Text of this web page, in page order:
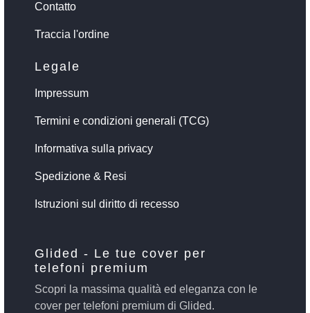
Contatto
Traccia l'ordine
Legale
Impressum
Termini e condizioni generali (TCG)
Informativa sulla privacy
Spedizione & Resi
Istruzioni sul diritto di recesso
Glided - Le tue cover per
telefoni premium
Scopri la massima qualità ed eleganza con le
cover per telefoni premium di Glided.